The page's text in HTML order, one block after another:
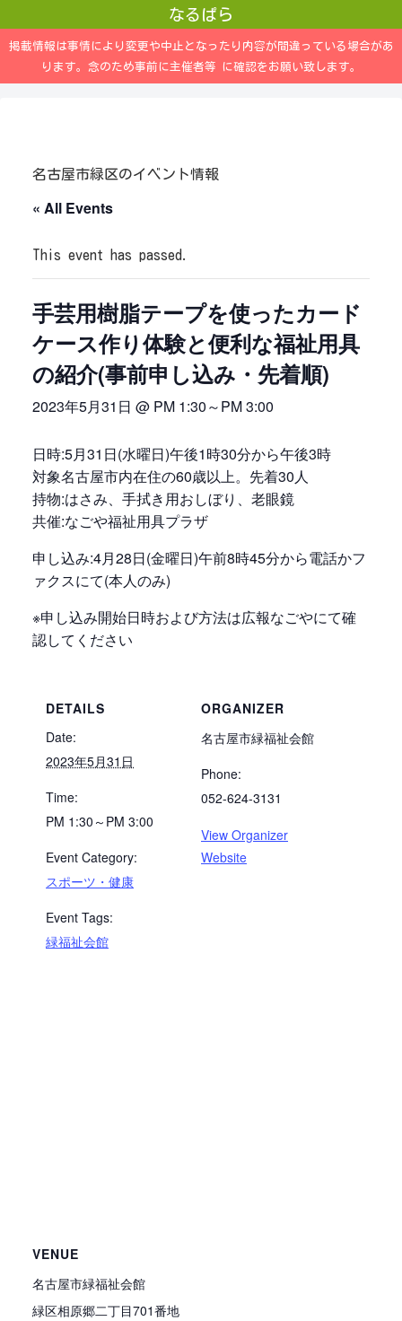
なるぱら
掲載情報は事情により変更や中止となったり内容が間違っている場合があ
ります。念のため事前に主催者等 に確認をお願い致します。
名古屋市緑区のイベント情報
« All Events
This event has passed.
手芸用樹脂テープを使ったカード
ケース作り体験と便利な福祉用具
の紹介(事前申し込み・先着順)
2023年5月31日 @ PM 1:30～PM 3:00
日時:5月31日(水曜日)午後1時30分から午後3時
対象名古屋市内在住の60歳以上。先着30人
持物:はさみ、手拭き用おしぼり、老眼鏡
共催:なごや福祉用具プラザ
申し込み:4月28日(金曜日)午前8時45分から電話かフ
ァクスにて(本人のみ)
※申し込み開始日時および方法は広報なごやにて確
認してください
DETAILS
Date:
2023年5月31日
Time:
PM 1:30～PM 3:00
Event Category:
スポーツ・健康
Event Tags:
緑福祉会館
ORGANIZER
名古屋市緑福祉会館
Phone:
052-624-3131
View Organizer
Website
VENUE
名古屋市緑福祉会館
緑区相原郷二丁目701番地